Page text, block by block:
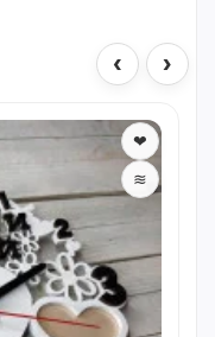
‹
❤
≋
›